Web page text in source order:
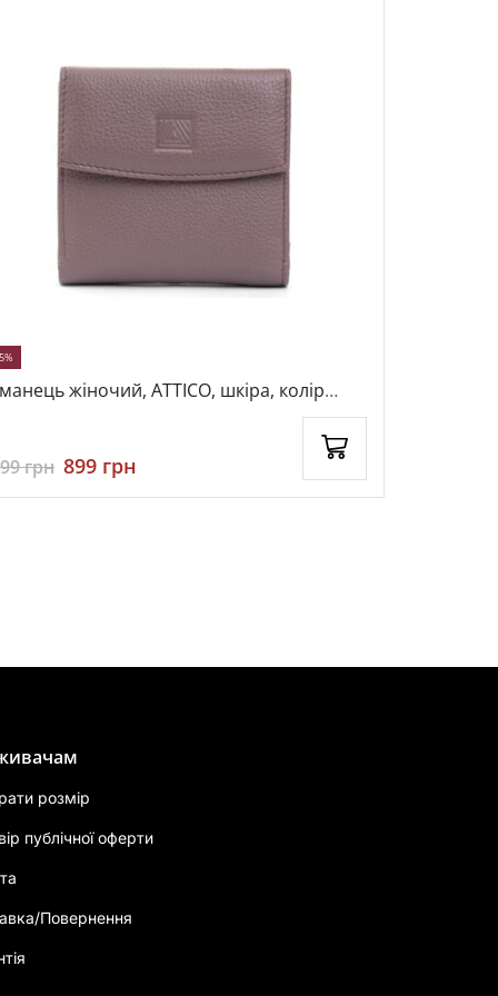
жіночий, ATTICO, шкіра, колір
грн 899 грн
розмір
публічної оферти
Повернення